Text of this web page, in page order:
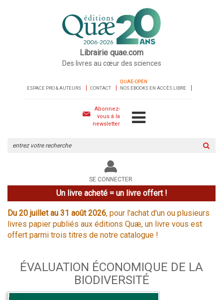
Librairie quae.com
Des livres au cœur des sciences
ESPACE PRO & AUTEURS CONTACT
QUAE-OPEN
NOS EBOOKS EN ACCÈS LIBRE
Abonnez-
vous à la
newsletter
le
site
SE CONNECTER
Un livre acheté = un livre offert !
Du 20 juillet au 31 août 2026, pour l'achat d'un ou plusieurs
livres papier publiés aux éditions Quæ, un livre vous est
offert parmi trois titres de notre catalogue !
ÉVALUATION ÉCONOMIQUE DE LA
BIODIVERSITÉ